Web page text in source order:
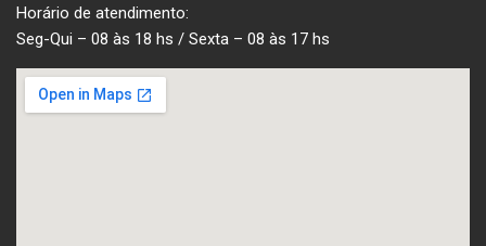
Horário de atendimento:
Seg-Qui – 08 às 18 hs / Sexta – 08 às 17 hs